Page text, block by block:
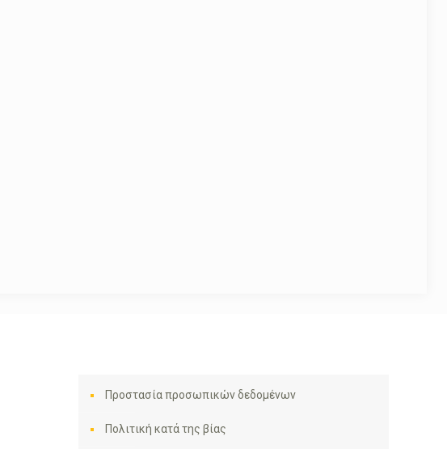
Προστασία προσωπικών δεδομένων
Πολιτική κατά της βίας